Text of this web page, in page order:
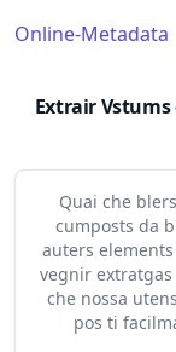
Online-Metadata
Extrair Vstums
Quai che
cumposts da
auters
vegnir
che nossa
pos ti